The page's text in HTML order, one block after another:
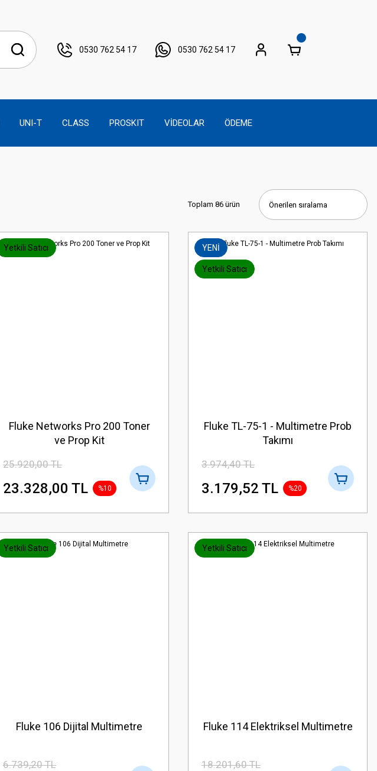
0530 762 54 17 0530 762 54 17
UNI-T CLASS PROSKIT VİDEOLAR ÖDEME
Toplam 86 ürün
Yetkili Satıcı
Fluke Networks Pro 200 Toner
ve Prop Kit
25.920,00 TL
23.328,00 TL %10
YENİ
Yetkili Satıcı
Fluke TL-75-1 - Multimetre Prob
Takımı
3.974,40 TL
3.179,52 TL %20
Yetkili Satıcı
Fluke 106 Dijital Multimetre
6.739,20 TL
Yetkili Satıcı
Fluke 114 Elektriksel Multimetre
18.201,60 TL